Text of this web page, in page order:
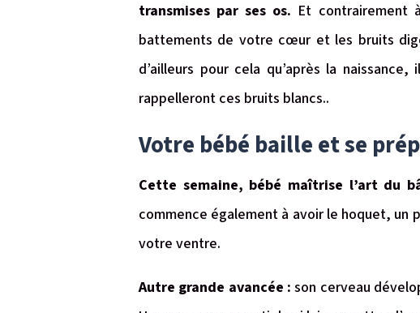
transmises par ses os. Et contrairement
battements de votre cœur et les bruits
d’ailleurs pour cela qu’après la
rappelleront ces bruits blancs..
Votre bébé baille et se
Cette semaine, bébé maîtrise l’art du
commence également à avoir le hoquet, un
votre ventre.
Autre grande avancée : son cerveau